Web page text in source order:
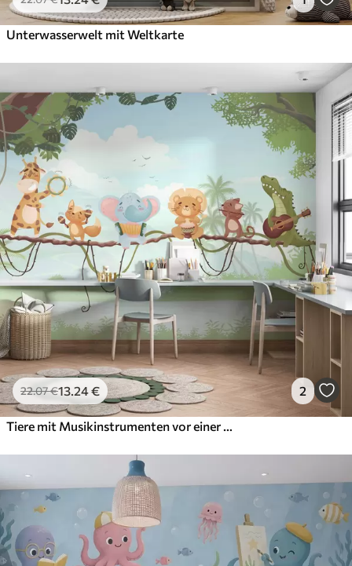
Unterwasserwelt mit Weltkarte
22.07€13.24€ 2
Tiere mit Musikinstrumenten vor einer tropischen Landschaft